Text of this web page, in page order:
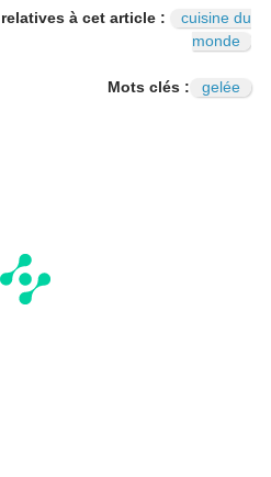
à cet article :
cuisine du
monde
Mots clés : gelée